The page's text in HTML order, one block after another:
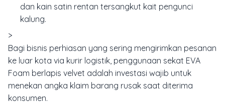
dan kain satin rentan tersangkut kait pengunci
kalung.
>
Bagi bisnis perhiasan yang sering mengirimkan pesanan
ke luar kota via kurir logistik, penggunaan sekat EVA
Foam berlapis velvet adalah investasi wajib untuk
menekan angka klaim barang rusak saat diterima
konsumen.